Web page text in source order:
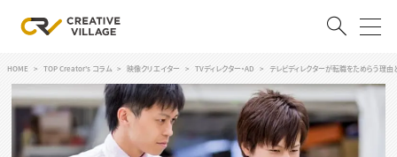
ログイン 会員登録
HOME TOP Creator's コラム 映像クリエイター TVディレクター・AD テレビディレクターが転職をためらう理